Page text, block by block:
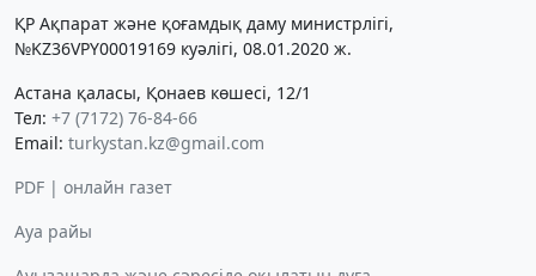
ҚР Ақпарат және қоғамдық даму министрлігі,
№KZ36VPY00019169 куәлігі, 08.01.2020 ж.
Астана қаласы, Қонаев көшесі, 12/1
Тел: +7 (7172) 76-84-66
Email: turkystan.kz@gmail.com
PDF | онлайн газет
Ауа райы